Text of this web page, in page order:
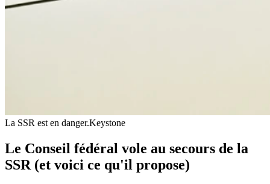
La SSR est en danger.Keystone
Le Conseil fédéral vole au secours de la
SSR (et voici ce qu'il propose)